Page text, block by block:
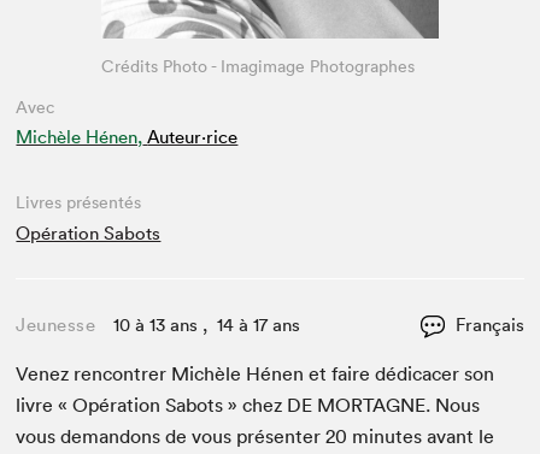
Avec
Michèle Hénen, Auteur·rice
Crédits Photo - Imagimage Photographes
Livres présentés
Opération Sabots
Jeunesse 10 à 13 ans , 14 à 17 ans Français
Venez ren­con­tr­er Michèle Hénen et faire dédi­cac­er son
livre « Opéra­tion Sabots » chez DE MORTAGNE. Nous
vous deman­dons de vous présen­ter20 min­utes avant le